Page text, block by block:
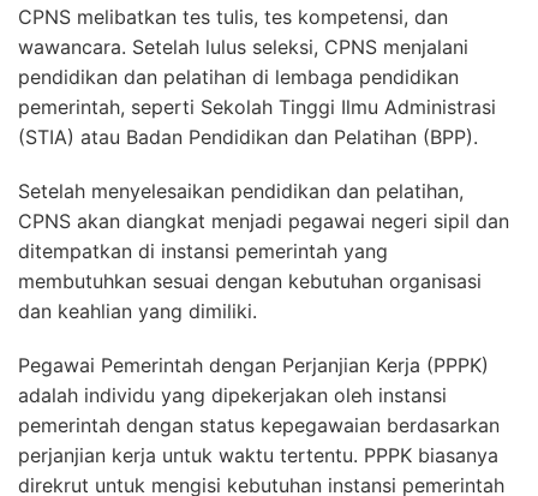
CPNS melibatkan tes tulis, tes kompetensi, dan
wawancara. Setelah lulus seleksi, CPNS menjalani
pendidikan dan pelatihan di lembaga pendidikan
pemerintah, seperti Sekolah Tinggi Ilmu Administrasi
(STIA) atau Badan Pendidikan dan Pelatihan (BPP).
Setelah menyelesaikan pendidikan dan pelatihan,
CPNS akan diangkat menjadi pegawai negeri sipil dan
ditempatkan di instansi pemerintah yang
membutuhkan sesuai dengan kebutuhan organisasi
dan keahlian yang dimiliki.
Pegawai Pemerintah dengan Perjanjian Kerja (PPPK)
adalah individu yang dipekerjakan oleh instansi
pemerintah dengan status kepegawaian berdasarkan
perjanjian kerja untuk waktu tertentu. PPPK biasanya
direkrut untuk mengisi kebutuhan instansi pemerintah